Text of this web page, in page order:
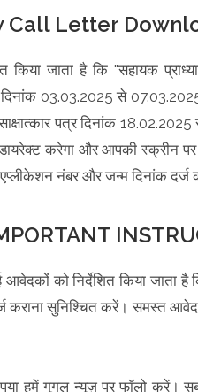
Call Letter
किया जाता है कि "सहायक
03.03.2025 से
पत्र दिनांक
करेगा और आपकी स्क्रीन पर
नंबर और जन्म दिनांक
आवेदकों को निर्देशित किया जाता
कराना सुनिश्चित करें। समस्त
हमें गूगल न्यूज़ पर फॉलो करें।